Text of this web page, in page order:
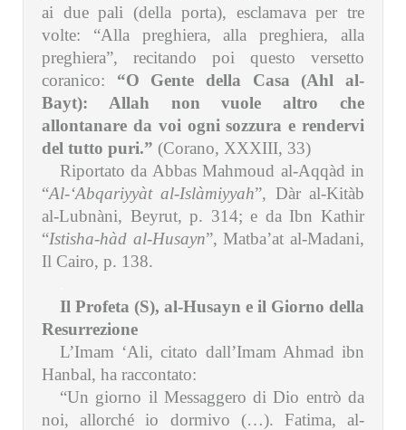
ai due pali (della porta), esclamava per tre
volte: “Alla preghiera, alla preghiera, alla
preghiera”, recitando poi questo versetto
coranico: “O Gente della Casa (Ahl al-
Bayt): Allah non vuole altro che
allontanare da voi ogni sozzura e rendervi
del tutto puri.” (Corano, XXXIII, 33)
Riportato da Abbas Mahmoud al-Aqqàd in
“Al-‘Abqariyyàtal-Islàmiyyah”, Dàr al-Kitàb
al-Lubnàni, Beyrut, p. 314; e da Ibn Kathir
“Istisha-hàd al-Husayn”, Matba’at al-Madani,
Il Cairo, p. 138.
Il Profeta (S), al-Husayn e il Giorno della
Resurrezione
L’Imam ‘Ali, citato dall’Imam Ahmad ibn
Hanbal, ha raccontato:
“Un giorno il Messaggero di Dio entrò da
noi, allorché io dormivo (…). Fatima, al-